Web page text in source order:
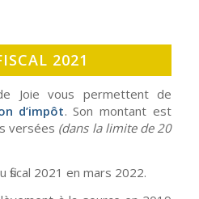
2021
Joie vous permettent de
d’impôt. Son montant est
versées (dans la limite de 20
2021 en mars 2022.